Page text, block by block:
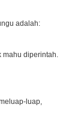
adalah:
mahu diperintah.
luap,